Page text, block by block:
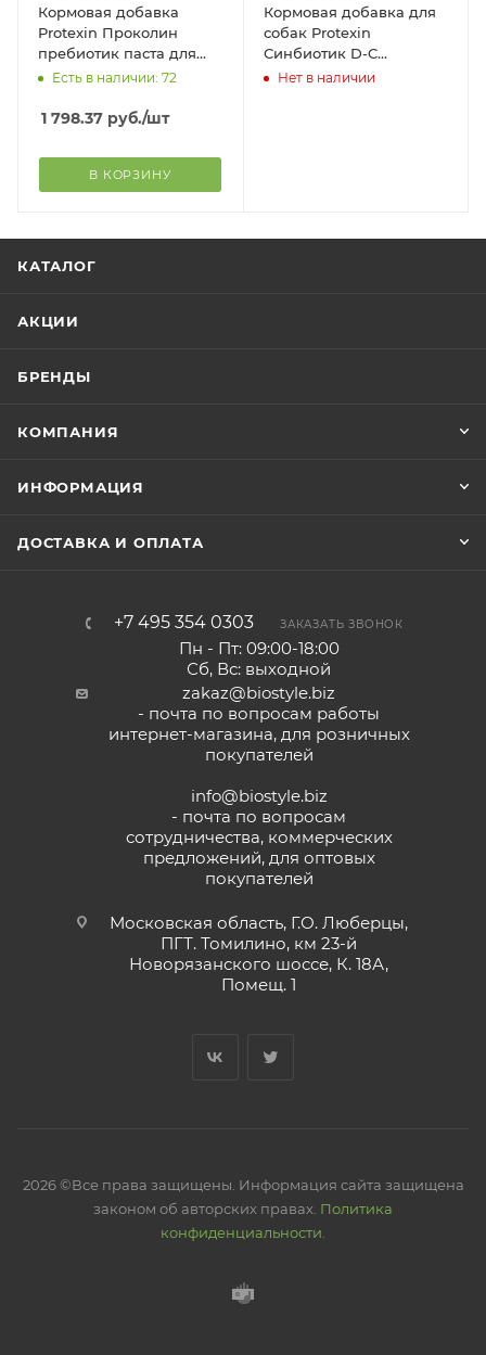
Кормовая добавка
Protexin Проколин
пребиотик паста для
собак упаковка, 30 мл
Есть в наличии: 72
1 798.37 руб./шт
В КОРЗИНУ
Кормовая добавка для
собак Protexin
Синбиотик D-C
пробиотическая, для
Нет в наличии
КАТАЛОГ
АКЦИИ
БРЕНДЫ
КОМПАНИЯ
ИНФОРМАЦИЯ
ДОСТАВКА И ОПЛАТА
+7 495 354 0303 ЗАКАЗАТЬ ЗВОНОК
Пн - Пт: 09:00-18:00
Сб, Вс: выходной
zakaz@biostyle.biz
- почта по вопросам работы
интернет-магазина, для розничных
покупателей
info@biostyle.biz
- почта по вопросам
сотрудничества, коммерческих
предложений, для оптовых
покупателей
Московская область, Г.О. Люберцы,
ПГТ. Томилино, км 23-й
Новорязанского шоссе, К. 18А,
Помещ. 1
2026 ©Все права защищены. Информация сайта защищена
законом об авторских правах. Политика
конфиденциальности.